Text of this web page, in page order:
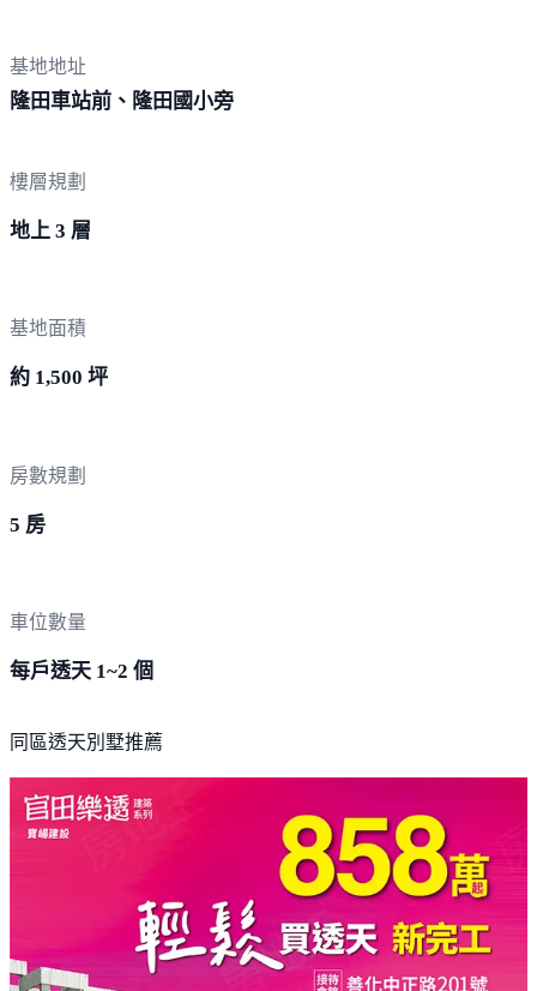
基地地址
隆田車站前、隆田 國小旁
樓層規劃
地上 3 層
基地面積
約 1,500 坪
房數規劃
5 房
車位數量
每戶透天 1~2 個
同區透天別墅推薦